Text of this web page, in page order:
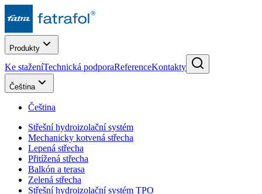
Produkty
Ke staženíTechnická podporaReferenceKontakty
Čeština
Čeština
Střešní hydroizolační systém
Mechanicky kotvená střecha
Lepená střecha
Přitížená střecha
Balkón a terasa
Zelená střecha
Střešní hydroizolační systém TPO